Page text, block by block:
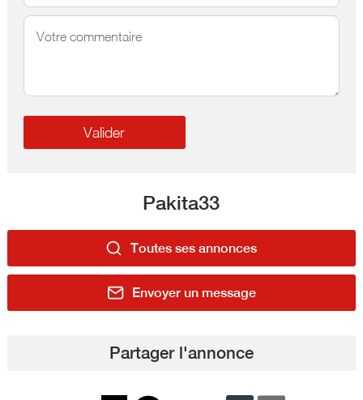
Pakita33
Toutes ses annonces
Envoyer un message
Partager l'annonce